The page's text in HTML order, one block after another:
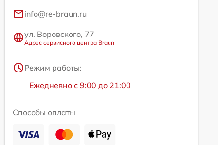
info@re-braun.ru
ул. Воровского, 77
Адрес сервисного центра Braun
Режим работы:
Ежедневно с 9:00 до 21:00
Способы оплаты